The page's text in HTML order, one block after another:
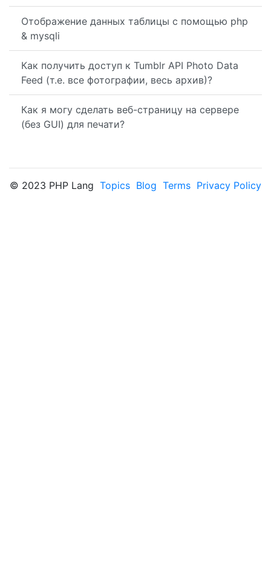
Отображение данных таблицы с помощью php
& mysqli
Как получить доступ к Tumblr API Photo Data
Feed (т.е. все фотографии, весь архив)?
Как я могу сделать веб-страницу на сервере
(без GUI) для печати?
© 2023 PHP Lang Topics Blog Terms Privacy Policy